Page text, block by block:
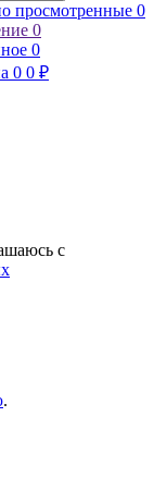
просмотренные 0
0
0
0 0 ₽
с
.